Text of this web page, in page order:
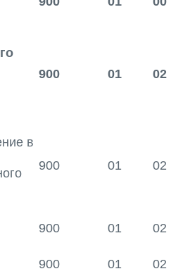
900 01 02
в
900 01 02
900 01 02
900 01
02